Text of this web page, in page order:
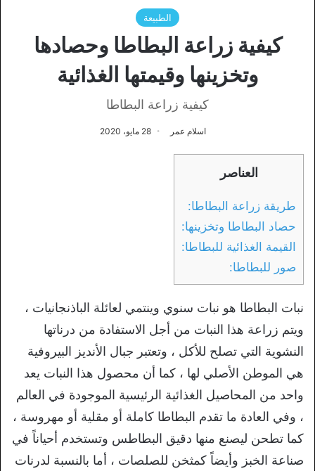
الطبيعة
كيفية زراعة البطاطا وحصادها
وتخزينها وقيمتها الغذائية
كيفية زراعة البطاطا
اسلام عمر 28 مايو، 2020
العناصر
طريقة زراعة البطاطا:
حصاد البطاطا وتخزينها:
القيمة الغذائية للبطاطا:
صور للبطاطا:
نبات البطاطا هو نبات سنوي وينتمي لعائلة الباذنجانيات ،
ويتم زراعة هذا النبات من أجل الاستفادة من درناتها
النشوية التي تصلح للأكل ، وتعتبر جبال الأنديز البيروفية
هي الموطن الأصلي لها ، كما أن محصول هذا النبات يعد
واحد من المحاصيل الغذائية الرئيسية الموجودة في العالم
، وفي العادة ما تقدم البطاطا كاملة أو مقلية أو مهروسة ،
كما تطحن ليصنع منها دقيق البطاطس وتستخدم أحياناً في
صناعة الخبز وأيضاً كمثخن للصلصات ، أما بالنسبة لدرنات